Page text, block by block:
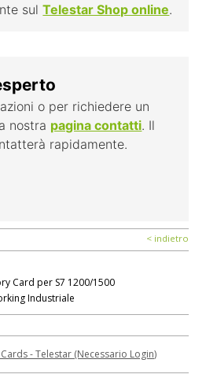
sulTelestar Shop online.
o per richiedere un
nostra pagina contatti. Il
rapidamente.
< indietro
Card per S7 1200/1500
Industriale
- Telestar (Necessario Login)